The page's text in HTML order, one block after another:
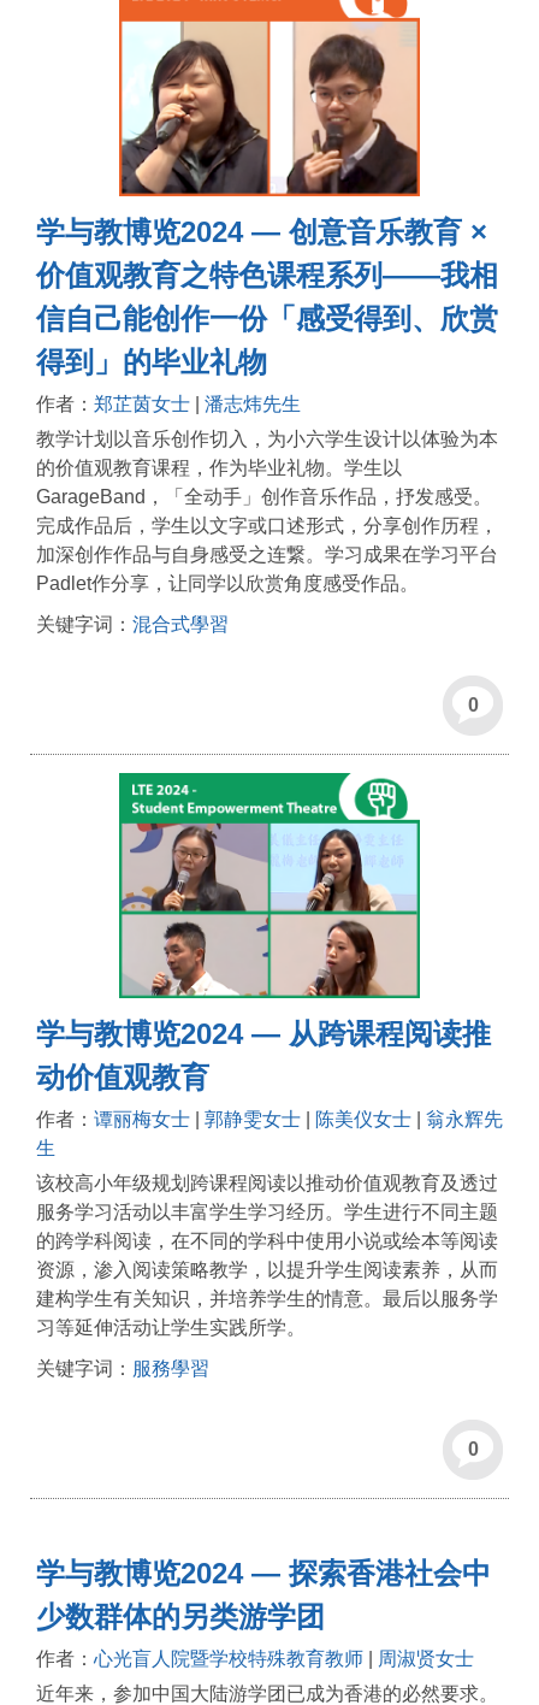
学与教博览2024 — 创意音乐教育 ×
价值观教育之特色课程系列——我相
信自己能创作一份「感受得到、欣赏
得到」的毕业礼物
作者： 郑芷茵女士
潘志炜先生
教学计划以音乐创作切入，为小六学生设计以体验为本
的价值观教育课程，作为毕业礼物。学生以
GarageBand，「全动手」创作音乐作品，抒发感受。
完成作品后，学生以文字或口述形式，分享创作历程，
加深创作作品与自身感受之连繋。学习成果在学习平台
Padlet作分享，让同学以欣赏角度感受作品。
关键字词： 混合式學習
0
学与教博览2024 — 从跨课程阅读推
动价值观教育
作者： 谭丽梅女士 郭静雯女士 陈美仪女士
翁永辉先
生
该校高小年级规划跨课程阅读以推动价值观教育及透过
服务学习活动以丰富学生学习经历。学生进行不同主题
的跨学科阅读，在不同的学科中使用小说或绘本等阅读
资源，渗入阅读策略教学，以提升学生阅读素养，从而
建构学生有关知识，并培养学生的情意。最后以服务学
习等延伸活动让学生实践所学。
关键字词： 服務學習
0
学与教博览2024 — 探索香港社会中
少数群体的另类游学团
作者： 心光盲人院暨学校特殊教育教师
周淑贤女士
近年来，参加中国大陆游学团已成为香港的必然要求。